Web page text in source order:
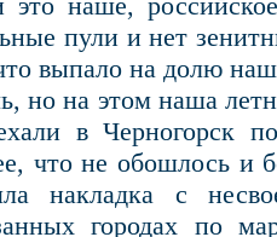
пули и нет
выпало на долю
но на этом наша
в Черногорск
что не обошлось и
накладка с
городах по